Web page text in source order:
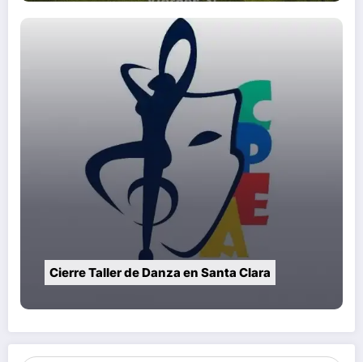
Cierre Taller de Danza en Santa Clara